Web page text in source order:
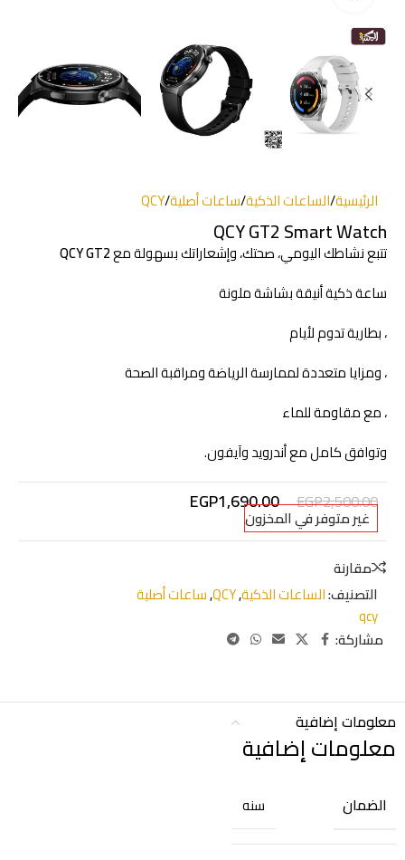
الرئيسية/الساعات الذكية/ساعات أصلية/
QCY
QCY GT2 Smart Watch
تتبع نشاطك اليومي، صحتك، وإشعاراتك بسهولة معQCY GT2
ساعة ذكية أنيقة بشاشة ملونة
، بطارية تدوم لأيام
، ومزايا متعددة لممارسة الرياضة ومراقبة الصحة
، مع مقاومة للماء
وتوافق كامل مع أندرويد وآيفون.
EGP2,500.00
EGP1,690.00
غير متوفر في المخزون
مقارنة
التصنيف:الساعات الذكية,
QCY
,ساعات أصلية
qcy
مشاركة:
معلومات إضافية
معلومات إضافية
الضمان سنه